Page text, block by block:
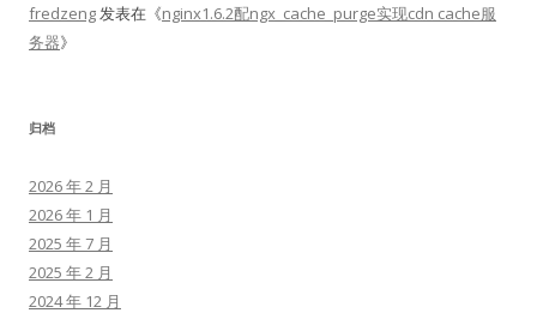
fredzeng发表在《nginx1.6.2配ngx_cache_purge实现cdn cache服
务器》
归档
2026 年 2 月
2026 年 1 月
2025 年 7 月
2025 年 2 月
2024 年 12 月